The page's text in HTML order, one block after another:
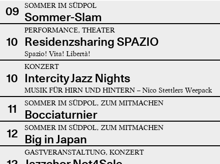
09
SOMMER IM SÜDPOL
Sommer-Slam
10
PERFORMANCE, THEATER
Residenzsharing SPAZIO
Spazio! Vita! Libertà!
10
KONZERT
Intercity Jazz Nights
MUSIK FÜR HIRN UND HINTERN – Nico Stettlers Weepack
11 SOMMER IM SÜDPOL, ZUM MITMACHEN
Bocciaturnier
12
SOMMER IM SÜDPOL, ZUM MITMACHEN
Big in Japan
GASTVERANSTALTUNG, KONZERT